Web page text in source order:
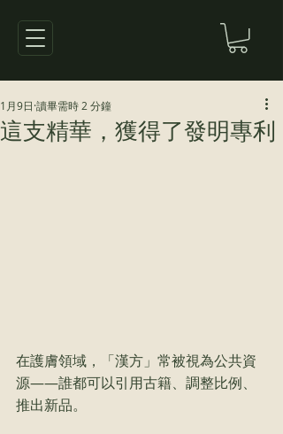
這支精華，獲得了發明專利
1月9日 讀畢需時 2 分鐘
在護膚領域，「漢方」常被視為公共資
源——誰都可以引用古籍、調整比例、
推出新品。